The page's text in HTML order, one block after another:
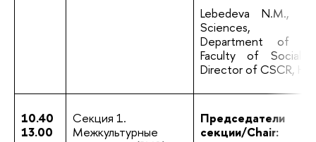
Lebedeva N.M.,
Sciences,
Department of
Faculty of Social
Director of CSCR,
10.40
13.00
Секция 1.
Межкультурные
Председатели
секции/Chair: